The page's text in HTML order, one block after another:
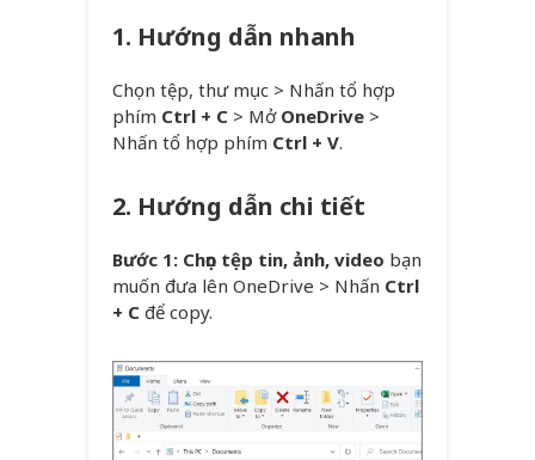
1. Hướng dẫn nhanh
Chọn tệp, thư mục > Nhấn tổ hợp
phím Ctrl + C > Mở OneDrive >
Nhấn tổ hợp phím Ctrl + V.
2. Hướng dẫn chi tiết
Bước 1: Chọn tệp tin, ảnh, video bạn
muốn đưa lên OneDrive > Nhấn Ctrl
+ C để copy.